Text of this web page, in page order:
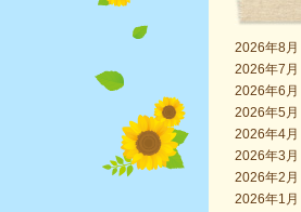
2026年8月
2026年7月
2026年6月
2026年5月
2026年4月
2026年3月
2026年2月
2026年1月